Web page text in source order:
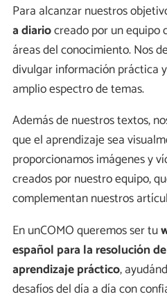
Para alcanzar nuestros
a diariocreado por un equipo
áreas del conocimiento. Nos
divulgar información práctica
amplio espectro de temas.
Además de nuestros textos,
que el aprendizaje sea
proporcionamos imágenes y
creados por nuestro equipo,
complementan nuestros
En unCOMO queremos ser tu
español para la resolución
aprendizaje práctico,
desafíos del día a día con